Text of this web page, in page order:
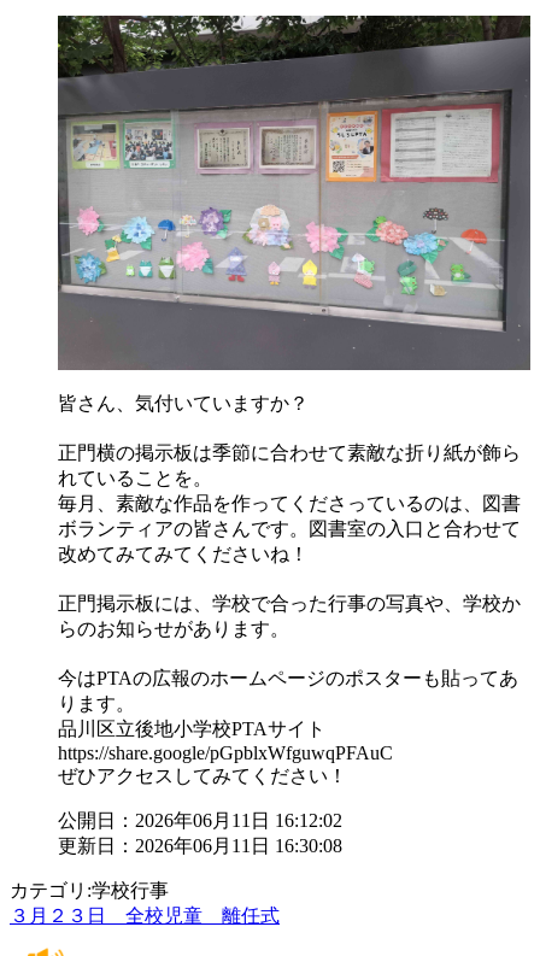
皆さん、気付いていますか？
正門横の掲示板は季節に合わせて素敵な折り紙が飾ら
れていることを。
毎月、素敵な作品を作ってくださっているのは、図書
ボランティアの皆さんです。図書室の入口と合わせて
改めてみてみてくださいね！
正門掲示板には、学校で合った行事の写真や、学校か
らのお知らせがあります。
今はPTAの広報のホームページのポスターも貼ってあ
ります。
品川区立後地小学校PTAサイト
https://share.google/pGpblxWfguwqPFAuC
ぜひアクセスしてみてください！
公開日：2026年06月11日 16:12:02
更新日：2026年06月11日 16:30:08
カテゴリ:学校行事
３月２３日 全校児童 離任式